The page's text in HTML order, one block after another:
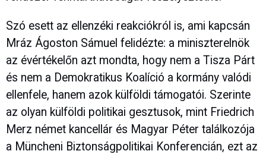
Szó esett az ellenzéki reakciókról is, ami kapcsán
Mráz Ágoston Sámuel felidézte: a miniszterelnök
az évértékelőn azt mondta, hogy nem a Tisza Párt
és nem a Demokratikus Koalíció a kormány valódi
ellenfele, hanem azok külföldi támogatói. Szerinte
az olyan külföldi politikai gesztusok, mint Friedrich
Merz német kancellár és Magyar Péter találkozója
a Müncheni Biztonságpolitikai Konferencián, ezt az